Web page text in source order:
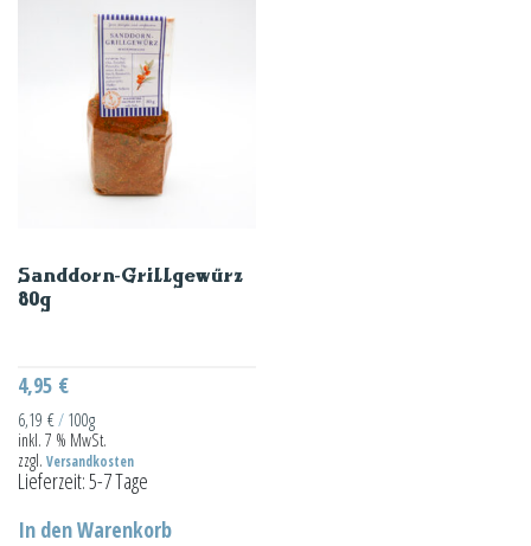
Sanddorn-Grillgewürz
80g
4,95 €
6,19 €/ 100g
inkl. 7 % MwSt.
zzgl. Versandkosten
Lieferzeit:5-7 Tage
In den Warenkorb